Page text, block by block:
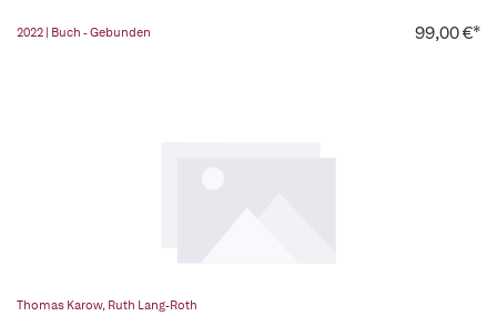
2022 | Buch - Gebunden 99,00 €*
Thomas Karow, Ruth Lang-Roth